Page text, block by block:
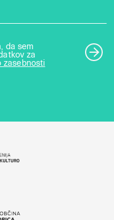
da sem
za
zasebnosti